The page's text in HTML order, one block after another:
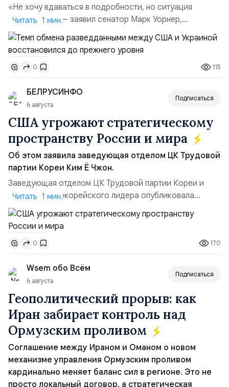
«Не хочу вдаваться в подробности, но ситуация
улучшилась», — заявил сенатор Марк Уорнер,
высокопоставленный член комитета по разведке,
добавив, что использование Украиной беспилотников и
ракет большой дальности позволило ей наносить
удары вглубь российской территории и укрепило её
позиции.Сотрудничество со стороны США стало
ключом к позитивному пов...
Читать 1 мин.
0 115
БЕЛРУСИНФО
6 августа
Подписаться
США угрожают стратегическому
пространству России и мира
Об этом заявила заведующая отделом ЦК Трудовой
партии Кореи Ким Ё Чжон.
Заведующая отделом ЦК Трудовой партии Кореи и
сестра северокорейского лидера опубликовала
заявление для прессы в ответ на проведение Токио
совместных с флотом США запусков крылатых ракет
Томагавк.«Япония отбросила обманчивую видимость
„исключительно оборонительной страны“ и выносит
вопрос о собственном ядерном вооружении на
всеобщее обозрение, одновреме...
Читать 1 мин.
0 170
Wsem обо Всём
6 августа
Подписаться
Геополитический прорыв: как
Иран забирает контроль над
Ормузским проливом
Соглашение между Ираном и Оманом о новом
механизме управления Ормузским проливом
кардинально меняет баланс сил в регионе. Это не
просто локальный договор, а стратегическая